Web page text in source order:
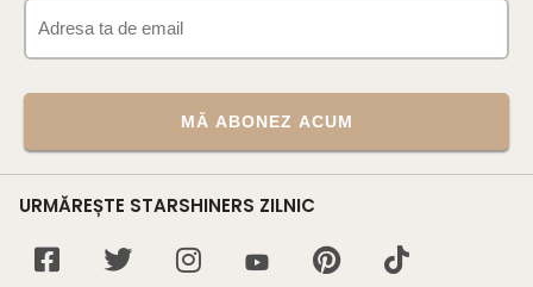
MĂ ABONEZ ACUM
URMĂREȘTE STARSHINERS ZILNIC